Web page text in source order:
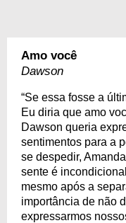
Amo você
Dawson
“Se essa fosse a
Eu diria que amo
Dawson queria
sentimentos para a
se despedir,
sente é
mesmo após a
importância de não
expressarmos